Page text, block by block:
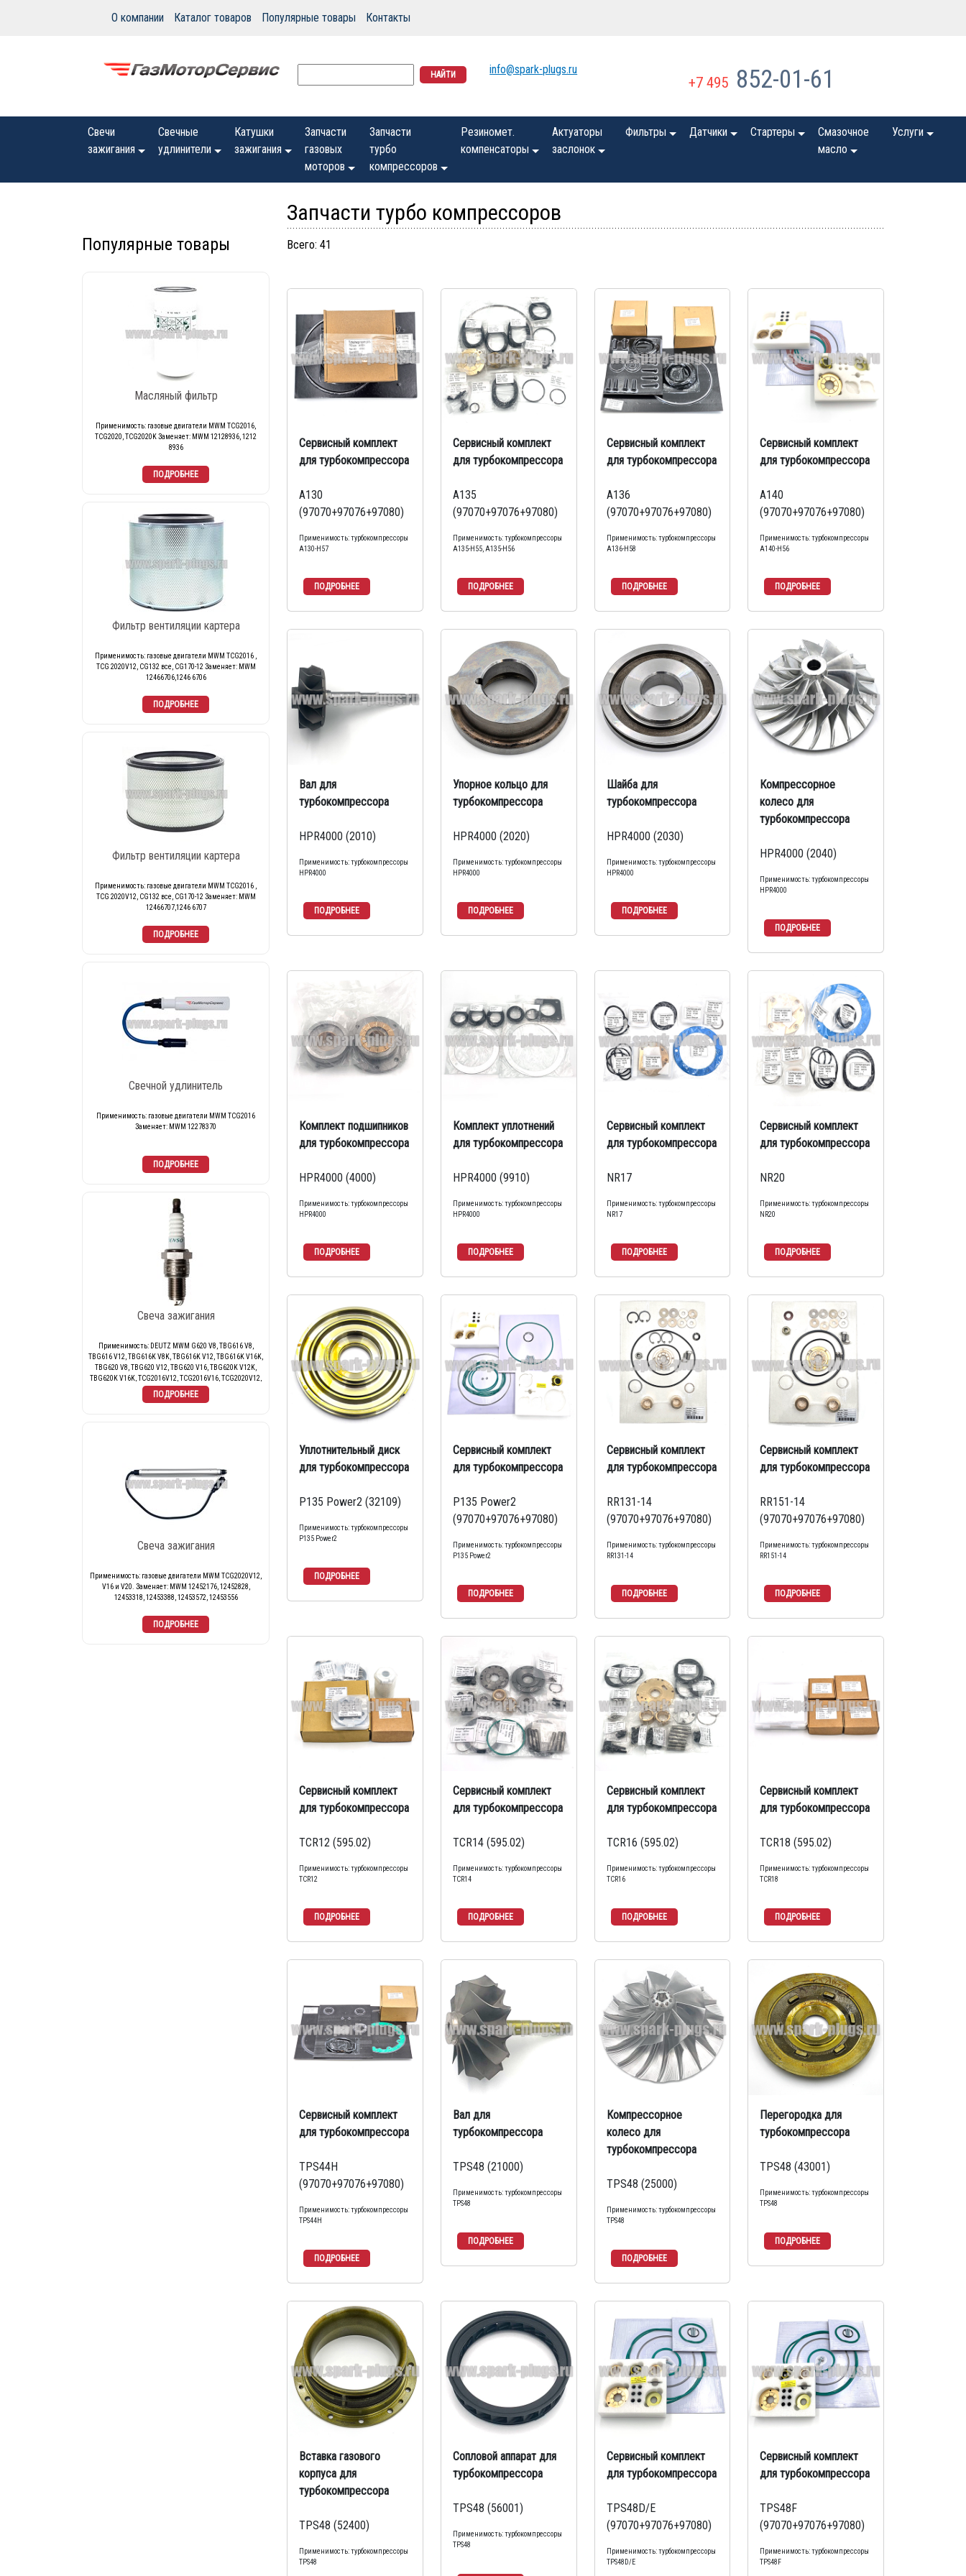
О компании Каталог товаров Популярные товары Контакты
info@spark-plugs.ru
+7 495 852-01-61
Свечи
зажигания
Свечные
удлинители
Катушки
зажигания
Запчасти
газовых
моторов
Запчасти
турбо
компрессоров
Резиномет.
компенсаторы
Актуаторы
заслонок
Фильтры Датчики Стартеры
Смазочное
масло
Услуги
Популярные товары
Масляный фильтр
Применимость: газовые двигатели MWM TCG2016,
TCG2020, TCG2020K Заменяет: MWM 12128936, 1212
8936
Фильтр вентиляции картера
Применимость: газовые двигатели MWM TCG2016 ,
TCG 2020V12, CG132 все, CG170-12 Заменяет: MWM
12466706,1246 6706
Фильтр вентиляции картера
Применимость: газовые двигатели MWM TCG2016 ,
TCG 2020V12, CG132 все, CG170-12 Заменяет: MWM
12466707,1246 6707
Свечной удлинитель
Применимость: газовые двигатели MWM TCG2016
Заменяет: MWM 12278370
Свеча зажигания
Применимость: DEUTZ MWM G620 V8, TBG616 V8,
TBG616 V12, TBG616K V8K, TBG616K V12, TBG616K V16K,
TBG620 V8, TBG620 V12, TBG620 V16, TBG620K V12K,
TBG620K V16K, TCG2016V12, TCG2016V16, TCG2020V12,
TCG2020V16, TCG2020V20. Заменяет: MWM 12420480
(12420290), 1242 0480 (1242 0290)
Свеча зажигания
Применимость: газовые двигатели MWM TCG2020V12,
V16 и V20. Заменяет: MWM 12452176, 12452828,
12453318, 12453388, 12453572, 12453556
Запчасти турбо компрессоров
Всего: 41
Сервисный комплект
для турбокомпрессора
A130
(97070+97076+97080)
Применимость: турбокомпрессоры
A130-H57
Сервисный комплект
для турбокомпрессора
A135
(97070+97076+97080)
Применимость: турбокомпрессоры
A135-H55, А135-Н56
Сервисный комплект
для турбокомпрессора
A136
(97070+97076+97080)
Применимость: турбокомпрессоры
A136-H58
Сервисный комплект
для турбокомпрессора
A140
(97070+97076+97080)
Применимость: турбокомпрессоры
А140-Н56
Вал для
турбокомпрессора
HPR4000 (2010)
Применимость: турбокомпрессоры
HPR4000
Упорное кольцо для
турбокомпрессора
HPR4000 (2020)
Применимость: турбокомпрессоры
HPR4000
Шайба для
турбокомпрессора
HPR4000 (2030)
Применимость: турбокомпрессоры
HPR4000
Компрессорное
колесо для
турбокомпрессора
HPR4000 (2040)
Применимость: турбокомпрессоры
HPR4000
Комплект подшипников
для турбокомпрессора
HPR4000 (4000)
Применимость: турбокомпрессоры
HPR4000
Комплект уплотнений
для турбокомпрессора
HPR4000 (9910)
Применимость: турбокомпрессоры
HPR4000
Сервисный комплект
для турбокомпрессора
NR17
Применимость: турбокомпрессоры
NR17
Сервисный комплект
для турбокомпрессора
NR20
Применимость: турбокомпрессоры
NR20
Уплотнительный диск
для турбокомпрессора
P135 Power2 (32109)
Применимость: турбокомпрессоры
P135 Power2
Сервисный комплект
для турбокомпрессора
P135 Power2
(97070+97076+97080)
Применимость: турбокомпрессоры
P135 Power2
Сервисный комплект
для турбокомпрессора
RR131-14
(97070+97076+97080)
Применимость: турбокомпрессоры
RR131-14
Сервисный комплект
для турбокомпрессора
RR151-14
(97070+97076+97080)
Применимость: турбокомпрессоры
RR151-14
Сервисный комплект
для турбокомпрессора
TCR12 (595.02)
Применимость: турбокомпрессоры
TCR12
Сервисный комплект
для турбокомпрессора
TCR14 (595.02)
Применимость: турбокомпрессоры
TCR14
Сервисный комплект
для турбокомпрессора
TCR16 (595.02)
Применимость: турбокомпрессоры
TCR16
Сервисный комплект
для турбокомпрессора
TCR18 (595.02)
Применимость: турбокомпрессоры
TCR18
Сервисный комплект
для турбокомпрессора
TPS44H
(97070+97076+97080)
Применимость: турбокомпрессоры
TPS44H
Вал для
турбокомпрессора
TPS48 (21000)
Применимость: турбокомпрессоры
TPS48
Компрессорное
колесо для
турбокомпрессора
TPS48 (25000)
Применимость: турбокомпрессоры
TPS48
Перегородка для
турбокомпрессора
TPS48 (43001)
Применимость: турбокомпрессоры
TPS48
Вставка газового
корпуса для
турбокомпрессора
TPS48 (52400)
Применимость: турбокомпрессоры
TPS48
Сопловой аппарат для
турбокомпрессора
TPS48 (56001)
Применимость: турбокомпрессоры
TPS48
Сервисный комплект
для турбокомпрессора
TPS48D/E
(97070+97076+97080)
Применимость: турбокомпрессоры
TPS48D/E
Сервисный комплект
для турбокомпрессора
TPS48F
(97070+97076+97080)
Применимость: турбокомпрессоры
TPS48F